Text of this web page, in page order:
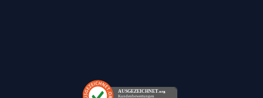
AUSGEZEICHNET.org
Kundenbewertungen